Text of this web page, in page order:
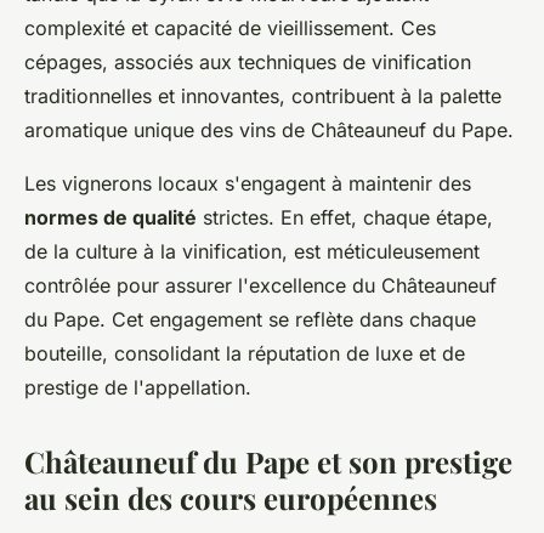
complexité et capacité de vieillissement. Ces
cépages, associés aux techniques de vinification
traditionnelles et innovantes, contribuent à la palette
aromatique unique des vins de Châteauneuf du Pape.
Les vignerons locaux s'engagent à maintenir des
normes de qualité strictes. En effet, chaque étape,
de la culture à la vinification, est méticuleusement
contrôlée pour assurer l'excellence du Châteauneuf
du Pape. Cet engagement se reflète dans chaque
bouteille, consolidant la réputation de luxe et de
prestige de l'appellation.
Châteauneuf du Pape et son prestige
au sein des cours européennes